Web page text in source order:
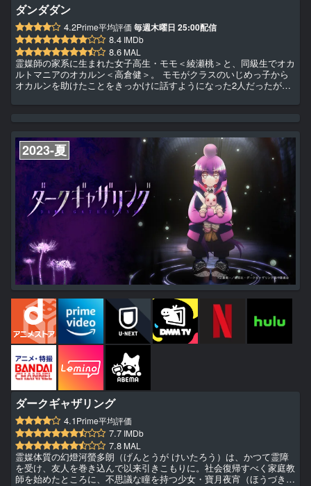
ダンダダン
4.2Prime平均評価 毎週木曜日 25:00配信
8.4 IMDb
8.6 MAL
霊媒師の家系に生まれた女子高生・モモ＜綾瀬桃＞と、同級生でオカ
ルトマニアのオカルン＜高倉健＞。 モモがクラスのいじめっ子から
オカルンを助けたことをきっかけに話すようになった2人だったが、
るが幽霊否定派」のオカルンで口論に。 互いに否定する宇宙人と幽
怪奇に出会う。 窮地の中で秘めた力を覚醒させるモモと、呪いの力
を...
2023-夏
ダークギャザリング
4.1Prime平均評価
7.7 IMDb
7.8 MAL
霊媒体質の幻燈河螢多朗（げんとうが けいたろう）は、かつて霊障
を受け、友人を巻き込んで以来引きこもりに。社会復帰すべく家庭教
師を始めたところに、不思議な瞳を持つ少女・寶月夜宵（ほうづき